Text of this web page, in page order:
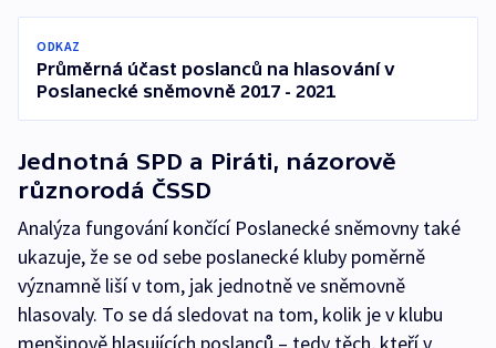
ODKAZ
Průměrná účast poslanců na hlasování v
Poslanecké sněmovně 2017 - 2021
Jednotná SPD a Piráti, názorově
různorodá ČSSD
Analýza fungování končící Poslanecké sněmovny také
ukazuje, že se od sebe poslanecké kluby poměrně
významně liší v tom, jak jednotně ve sněmovně
hlasovaly. To se dá sledovat na tom, kolik je v klubu